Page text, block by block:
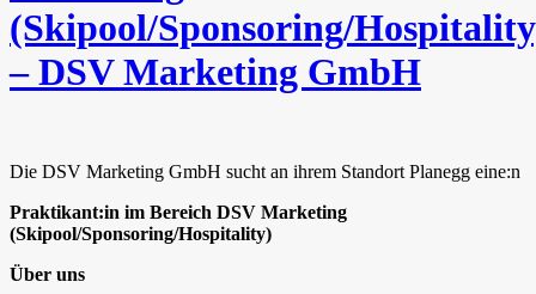
(Skipool/Sponsoring/
– DSV Marketing GmbH
Die DSV Marketing GmbH sucht an ihrem Standort Planegg eine:n
Praktikant:in im Bereich DSV Marketing
(Skipool/Sponsoring/Hospitality)
Über uns